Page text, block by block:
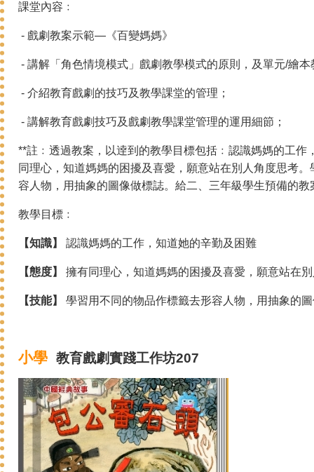
課堂內容﹕
- 戲劇教案示範—《百變媽媽》
- 講解「角色情境模式」戲劇教學模式的原則，及單元/繪
- 介紹教育戲劇的技巧及教學課堂的管理；
- 講解教育戲劇技巧及戲劇教學課堂管理的運用細節；
**註﹕透過教案，以逹到的教學目標包括﹕認識媽媽的工作
同理心，知道媽媽的困擾及喜愛，願意站在別人角度思考
容人物，用抽象的圖像做標誌。給二、三年級學生預備的教
教學目標﹕
【知識】 認識媽媽的工作，知道她的辛勤及困難
【態度】 擁有同理心，知道媽媽的困擾及喜愛，願意站在
【技能】 學習用不同的物品作標籤去形容人物，用抽象的
小學 教育戲劇實踐工作坊207